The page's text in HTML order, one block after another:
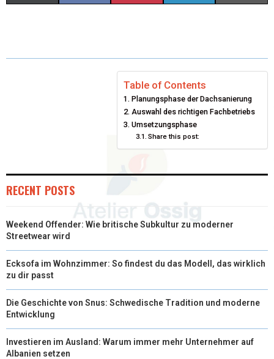
W E T
R
E
S
K
D
N
I
Table of Contents
Planungsphase der Dachsanierung
Auswahl des richtigen Fachbetriebs
Umsetzungsphase
Share this post:
RECENT POSTS
Weekend Offender: Wie britische Subkultur zu moderner
Streetwear wird
Ecksofa im Wohnzimmer: So findest du das Modell, das wirklich
zu dir passt
Die Geschichte von Snus: Schwedische Tradition und moderne
Entwicklung
Investieren im Ausland: Warum immer mehr Unternehmer auf
Albanien setzen